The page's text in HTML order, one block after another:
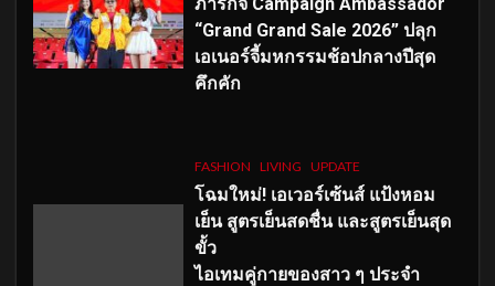
“Grand Grand Sale 2026” ปลุก
เอเนอร์จี้มหกรรมช้อปกลางปีสุด
คึกคัก
FASHION LIVING UPDATE
โฉมใหม่! เอเวอร์เซ้นส์ แป้งหอม
เย็น สูตรเย็นสดชื่น และสูตรเย็นสุด
ขั้ว
ไอเทมคู่กายของสาว ๆ ประจำ